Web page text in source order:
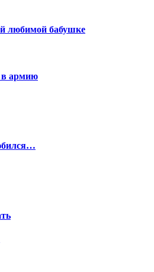
любимой бабушке
армию